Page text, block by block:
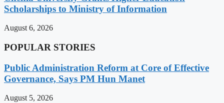
Scholarships to Ministry of Information
August 6, 2026
POPULAR STORIES
Public Administration Reform at Core of Effective
Governance, Says PM Hun Manet
August 5, 2026